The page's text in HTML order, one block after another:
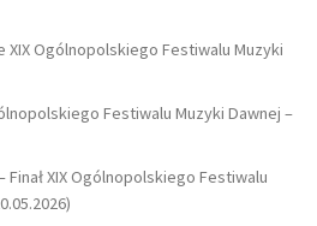
XIX Ogólnopolskiego Festiwalu Muzyki
Festiwalu Muzyki Dawnej –
XIX Ogólnopolskiego Festiwalu